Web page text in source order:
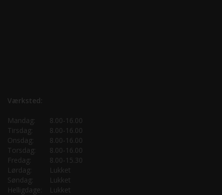
Værksted:
Mandag:
8.00-16.00
Tirsdag:
8.00-16.00
Onsdag:
8.00-16.00
Torsdag:
8.00-16.00
Fredag:
8.00-15.30
Lørdag:
Lukket
Søndag:
Lukket
Helligdage:
Lukket